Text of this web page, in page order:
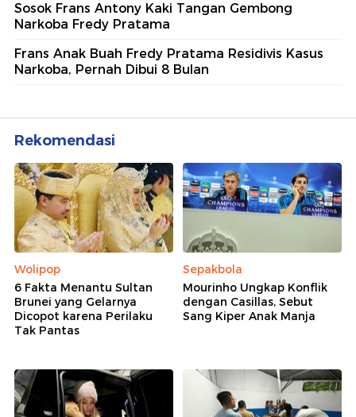
Sosok Frans Antony Kaki Tangan Gembong
Narkoba Fredy Pratama
Frans Anak Buah Fredy Pratama Residivis Kasus
Narkoba, Pernah Dibui 8 Bulan
Rekomendasi
Wolipop
6 Fakta Menantu Sultan
Brunei yang Gelarnya
Dicopot karena Perilaku
Tak Pantas
Sepakbola
Mourinho Ungkap Konflik
dengan Casillas, Sebut
Sang Kiper Anak Manja